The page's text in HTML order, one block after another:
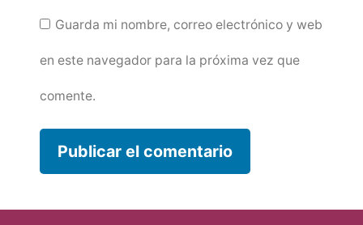
Guarda mi nombre, correo electrónico y web
en este navegador para la próxima vez que
comente.